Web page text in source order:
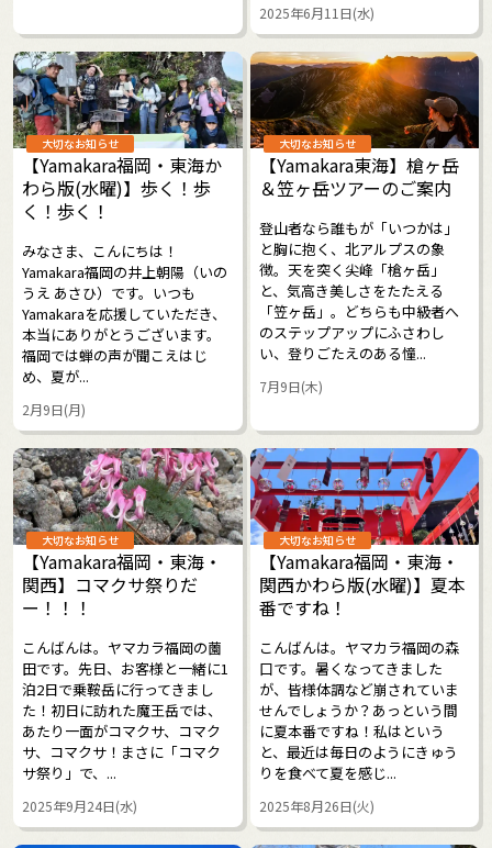
2025年6月11日(水)
大切なお知らせ
【Yamakara福岡・東海か
わら版(水曜)】歩く！歩
く！歩く！
みなさま、こんにちは！
Yamakara福岡の井上朝陽（いの
うえ あさひ）です。いつも
Yamakaraを応援していただき、
本当にありがとうございます。
福岡では蝉の声が聞こえはじ
め、夏が...
2月9日(月)
大切なお知らせ
【Yamakara東海】槍ヶ岳
＆笠ヶ岳ツアーのご案内
登山者なら誰もが「いつかは」
と胸に抱く、北アルプスの象
徴。天を突く尖峰「槍ヶ岳」
と、気高き美しさをたたえる
「笠ヶ岳」。どちらも中級者へ
のステップアップにふさわし
い、登りごたえのある憧...
7月9日(木)
大切なお知らせ
【Yamakara福岡・東海・
関西】コマクサ祭りだ
ー！！！
こんばんは。ヤマカラ福岡の薗
田です。先日、お客様と一緒に1
泊2日で乗鞍岳に行ってきまし
た！初日に訪れた魔王岳では、
あたり一面がコマクサ、コマク
サ、コマクサ！まさに「コマク
サ祭り」で、...
2025年9月24日(水)
大切なお知らせ
【Yamakara福岡・東海・
関西かわら版(水曜)】夏本
番ですね！
こんばんは。ヤマカラ福岡の森
口です。暑くなってきました
が、皆様体調など崩されていま
せんでしょうか？あっという間
に夏本番ですね！私はという
と、最近は毎日のようにきゅう
りを食べて夏を感じ...
2025年8月26日(火)